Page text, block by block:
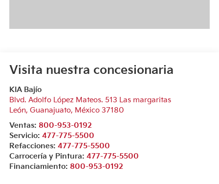
Visita nuestra concesionaria
KIA Bajío
Blvd. Adolfo López Mateos. 513 Las margaritas
León, Guanajuato, México 37180
Ventas: 800-953-0192
Servicio: 477-775-5500
Refacciones: 477-775-5500
Carrocería y Pintura: 477-775-5500
Financiamiento: 800-953-0192